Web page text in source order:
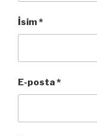
İsim*
E-posta*